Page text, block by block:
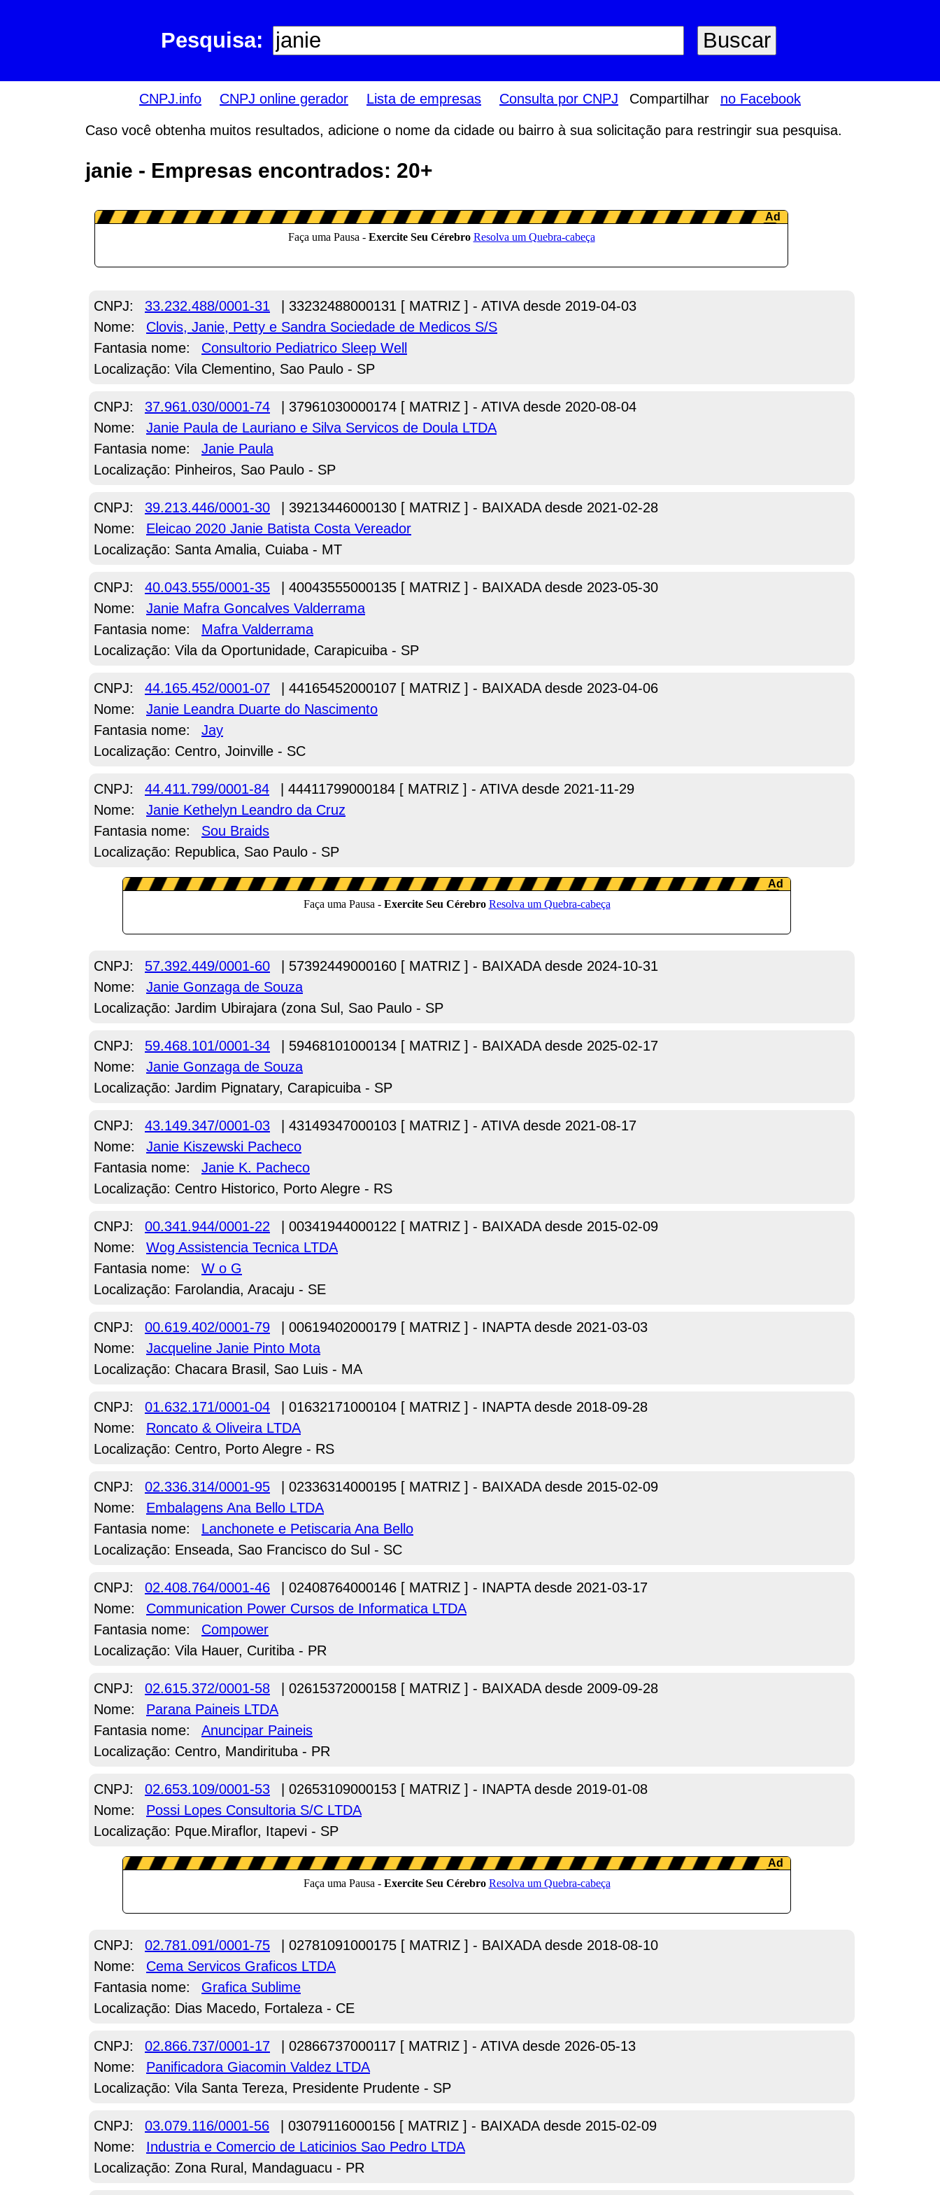
Pesquisa:
CNPJ.info CNPJ online gerador Lista de empresas Consulta por CNPJ Compartilhar no Facebook
Caso você obtenha muitos resultados, adicione o nome da cidade ou bairro à sua solicitação para restringir sua pesquisa.
janie - Empresas encontrados: 20+
CNPJ: 33.232.488/0001-31
| 33232488000131 [ MATRIZ ] - ATIVA desde 2019-04-03
Nome:
Clovis, Janie, Petty e Sandra Sociedade de Medicos S/S
Fantasia nome:
Consultorio Pediatrico Sleep Well
Localização: Vila Clementino, Sao Paulo - SP
CNPJ: 37.961.030/0001-74
| 37961030000174 [ MATRIZ ] - ATIVA desde 2020-08-04
Nome:
Janie Paula de Lauriano e Silva Servicos de Doula LTDA
Fantasia nome:
Janie Paula
Localização: Pinheiros, Sao Paulo - SP
CNPJ: 39.213.446/0001-30
| 39213446000130 [ MATRIZ ] - BAIXADA desde 2021-02-28
Nome:
Eleicao 2020 Janie Batista Costa Vereador
Localização: Santa Amalia, Cuiaba - MT
CNPJ: 40.043.555/0001-35
| 40043555000135 [ MATRIZ ] - BAIXADA desde 2023-05-30
Nome:
Janie Mafra Goncalves Valderrama
Fantasia nome:
Mafra Valderrama
Localização: Vila da Oportunidade, Carapicuiba - SP
CNPJ: 44.165.452/0001-07
| 44165452000107 [ MATRIZ ] - BAIXADA desde 2023-04-06
Nome:
Janie Leandra Duarte do Nascimento
Fantasia nome:
Jay
Localização: Centro, Joinville - SC
CNPJ: 44.411.799/0001-84
| 44411799000184 [ MATRIZ ] - ATIVA desde 2021-11-29
Nome:
Janie Kethelyn Leandro da Cruz
Fantasia nome:
Sou Braids
Localização: Republica, Sao Paulo - SP
CNPJ: 57.392.449/0001-60
| 57392449000160 [ MATRIZ ] - BAIXADA desde 2024-10-31
Nome:
Janie Gonzaga de Souza
Localização: Jardim Ubirajara (zona Sul, Sao Paulo - SP
CNPJ: 59.468.101/0001-34
| 59468101000134 [ MATRIZ ] - BAIXADA desde 2025-02-17
Nome:
Janie Gonzaga de Souza
Localização: Jardim Pignatary, Carapicuiba - SP
CNPJ: 43.149.347/0001-03
| 43149347000103 [ MATRIZ ] - ATIVA desde 2021-08-17
Nome:
Janie Kiszewski Pacheco
Fantasia nome:
Janie K. Pacheco
Localização: Centro Historico, Porto Alegre - RS
CNPJ: 00.341.944/0001-22
| 00341944000122 [ MATRIZ ] - BAIXADA desde 2015-02-09
Nome:
Wog Assistencia Tecnica LTDA
Fantasia nome:
W o G
Localização: Farolandia, Aracaju - SE
CNPJ: 00.619.402/0001-79
| 00619402000179 [ MATRIZ ] - INAPTA desde 2021-03-03
Nome:
Jacqueline Janie Pinto Mota
Localização: Chacara Brasil, Sao Luis - MA
CNPJ: 01.632.171/0001-04
| 01632171000104 [ MATRIZ ] - INAPTA desde 2018-09-28
Nome:
Roncato & Oliveira LTDA
Localização: Centro, Porto Alegre - RS
CNPJ: 02.336.314/0001-95
| 02336314000195 [ MATRIZ ] - BAIXADA desde 2015-02-09
Nome:
Embalagens Ana Bello LTDA
Fantasia nome:
Lanchonete e Petiscaria Ana Bello
Localização: Enseada, Sao Francisco do Sul - SC
CNPJ: 02.408.764/0001-46
| 02408764000146 [ MATRIZ ] - INAPTA desde 2021-03-17
Nome:
Communication Power Cursos de Informatica LTDA
Fantasia nome:
Compower
Localização: Vila Hauer, Curitiba - PR
CNPJ: 02.615.372/0001-58
| 02615372000158 [ MATRIZ ] - BAIXADA desde 2009-09-28
Nome:
Parana Paineis LTDA
Fantasia nome:
Anuncipar Paineis
Localização: Centro, Mandirituba - PR
CNPJ: 02.653.109/0001-53
| 02653109000153 [ MATRIZ ] - INAPTA desde 2019-01-08
Nome:
Possi Lopes Consultoria S/C LTDA
Localização: Pque.Miraflor, Itapevi - SP
CNPJ: 02.781.091/0001-75
| 02781091000175 [ MATRIZ ] - BAIXADA desde 2018-08-10
Nome:
Cema Servicos Graficos LTDA
Fantasia nome:
Grafica Sublime
Localização: Dias Macedo, Fortaleza - CE
CNPJ: 02.866.737/0001-17
| 02866737000117 [ MATRIZ ] - ATIVA desde 2026-05-13
Nome:
Panificadora Giacomin Valdez LTDA
Localização: Vila Santa Tereza, Presidente Prudente - SP
CNPJ: 03.079.116/0001-56
| 03079116000156 [ MATRIZ ] - BAIXADA desde 2015-02-09
Nome:
Industria e Comercio de Laticinios Sao Pedro LTDA
Localização: Zona Rural, Mandaguacu - PR